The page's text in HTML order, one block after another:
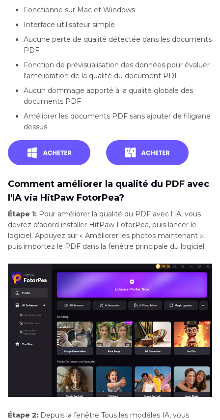
Fonctionne sur Mac et Windows
Interface utilisateur simple
Aucune perte de qualité détectée dans les documents
PDF
Fonction de prévisualisation des données pour évaluer
l'amélioration de la qualité du document PDF
Aucun dommage apporté à la qualité globale des
documents PDF
Améliorer les documents PDF sans ajouter de filigrane
dessus
Comment améliorer la qualité du PDF avec
l'IA via HitPaw FotorPea?
Étape 1: Pour améliorer la qualité du PDF avec l'IA, vous
devrez d'abord installer HitPaw FotorPea, puis lancer le
logiciel. Appuyez sur « Améliorer les photos maintenant »,
puis importez le PDF dans la fenêtre principale du logiciel.
Étape 2: Depuis la fenêtre Tous les modèles IA, vous